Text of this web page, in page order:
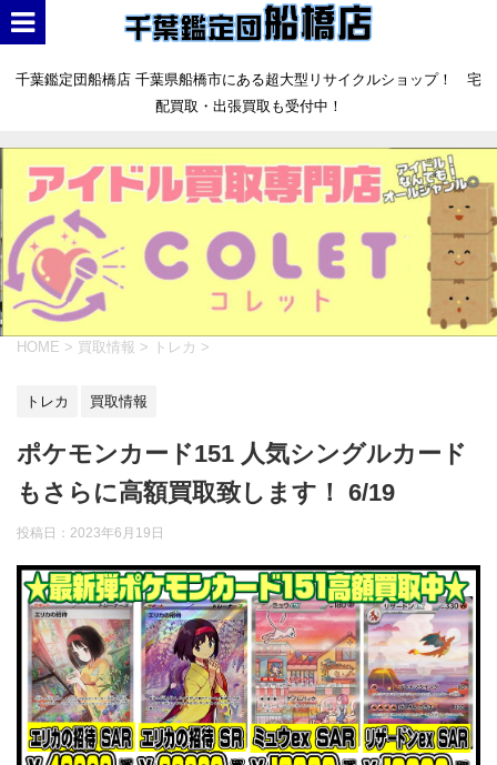
千葉鑑定団船橋店 千葉県船橋市にある超大型リサイクルショップ！ 宅
配買取・出張買取も受付中！
HOME > 買取情報 > トレカ >
トレカ 買取情報
ポケモンカード151 人気シングルカード
もさらに高額買取致します！ 6/19
投稿日： 2023年6月19日